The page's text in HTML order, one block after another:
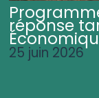
réponse
25 juin 2026